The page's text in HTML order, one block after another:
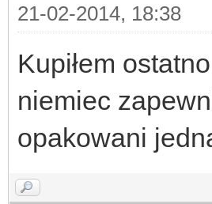
21-02-2014, 18:38
Kupiłem
niemiec
opakowani